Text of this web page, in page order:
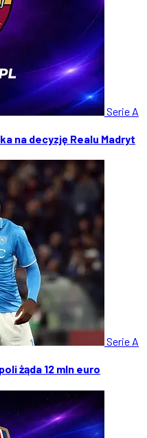
Serie A
na decyzję Realu Madryt
Serie A
żąda 12 mln euro